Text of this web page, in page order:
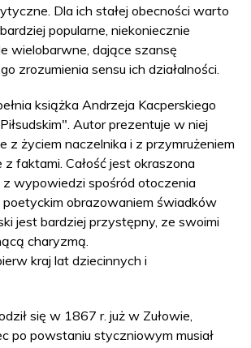
Dla ich stałej obecności warto
popularne, niekoniecznie
wielobarwne, dające szansę
zrozumienia sensu ich działalności.
książka Andrzeja Kacperskiego
Autor prezentuje w niej
z życiem naczelnika i z przymrużeniem
faktami. Całość jest okraszona
wypowiedzi spośród otoczenia
poetyckim obrazowaniem świadków
jest bardziej przystępny, ze swoimi
charyzmą.
kraj lat dziecinnych i
się w 1867 r. już w Zułowie,
po powstaniu styczniowym musiał